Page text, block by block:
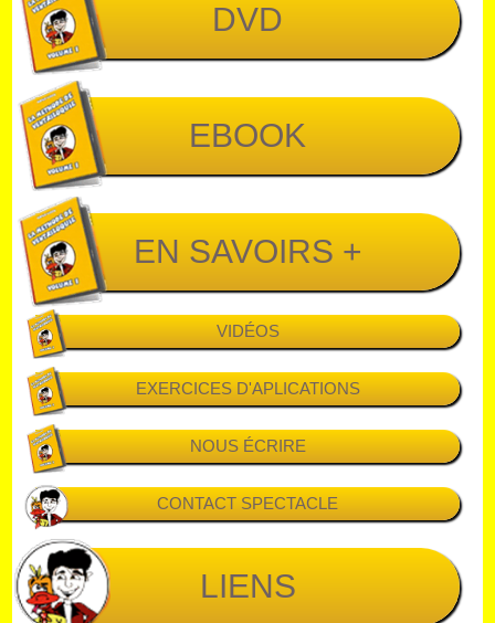
DVD
EBOOK
EN SAVOIRS +
VIDÉOS
EXERCICES D'APLICATIONS
NOUS ÉCRIRE
CONTACT SPECTACLE
LIENS